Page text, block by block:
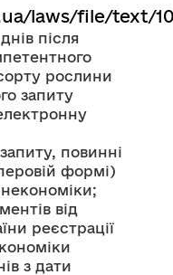
laws/file/text/
після
рослини
запиту
повинні
формі)
від
реєстрації
з дати